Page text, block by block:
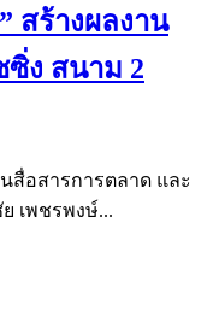
สร้างผลงาน
ซิ่ง สนาม 2
สื่อสารการตลาด และ
เพชรพงษ์...